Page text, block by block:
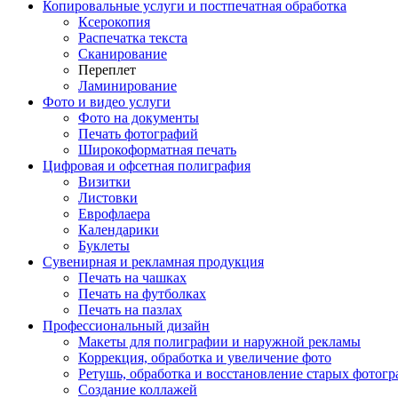
Копировальные услуги и постпечатная обработка
Ксерокопия
Распечатка текста
Сканирование
Переплет
Ламинирование
Фото и видео услуги
Фото на документы
Печать фотографий
Широкоформатная печать
Цифровая и офсетная полиграфия
Визитки
Листовки
Еврофлаера
Календарики
Буклеты
Сувенирная и рекламная продукция
Печать на чашках
Печать на футболках
Печать на пазлах
Профессиональный дизайн
Макеты для полиграфии и наружной рекламы
Коррекция, обработка и увеличение фото
Ретушь, обработка и восстановление старых
Создание коллажей